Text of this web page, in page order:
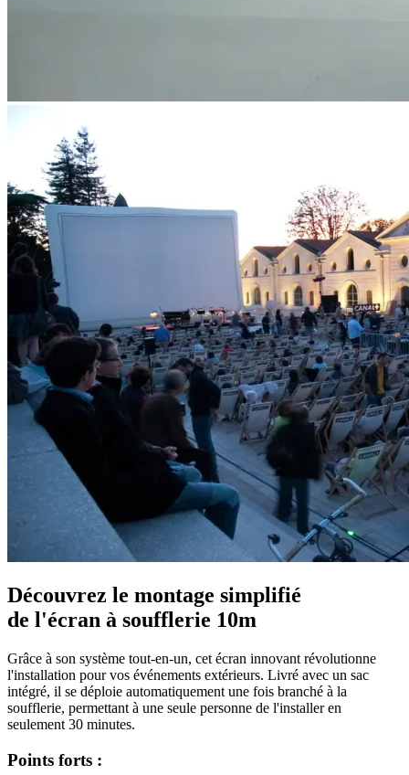
Découvrez le montage simplifié
de l'écran à soufflerie 10m
Grâce à son système tout-en-un, cet écran innovant révolutionne
l'installation pour vos événements extérieurs. Livré avec un sac
intégré, il se déploie automatiquement une fois branché à la
soufflerie, permettant à une seule personne de l'installer en
seulement 30 minutes.
Points forts :